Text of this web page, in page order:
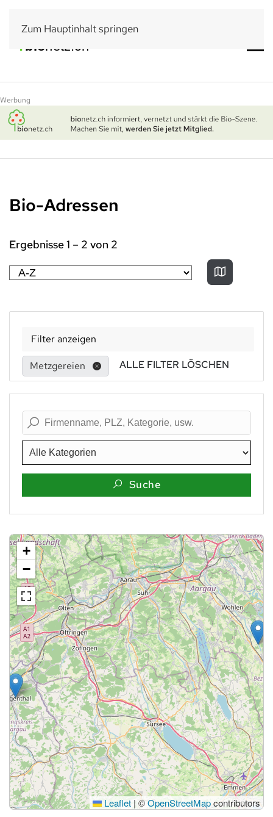
Zum Hauptinhalt springen
Werbung
Bio-Adressen
Ergebnisse1 – 2 von 2
Filter anzeigen
Metzgereien ALLE FILTER LÖSCHEN
Suche
+
−
Leaflet | ©OpenStreetMapcontributors